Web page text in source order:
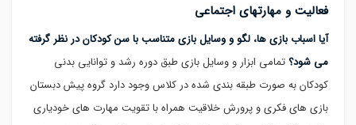
فعالیت و مهارتهای اجتماعی
آیا اسباب بازی ها، لگو و وسایل بازی متناسب با سن کودکان در نظر گرفته
می شود؟ تمامی ابزار و وسایل بازی طبق دوره رشد و توانایی بدنی
کودکان به صورت طبقه بندی شده در کلاس وجود دارد گروه پیش دبستان
بازی های فکری و پرورش خلاقیت همراه با تقویت مهارت های خودیاری